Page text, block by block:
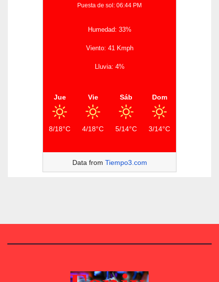
Puesta de sol: 06:44 PM
Humedad: 33%
Viento: 41 Kmph
Lluvia: 4%
Jue
8/18°C
Vie
4/18°C
Sáb
5/14°C
Dom
3/14°C
Data from Tiempo3.com